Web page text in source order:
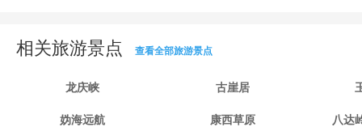
相关旅游景点 查看全部旅游景点
龙庆峡 古崖居
妫海远航 康西草原 八达